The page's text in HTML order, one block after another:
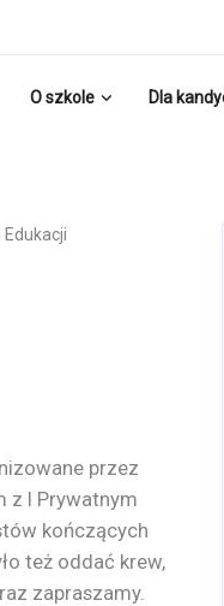
O szkole Dla
Edukacji
przez
z I Prywatnym
kończących
też oddać krew,
zapraszamy.